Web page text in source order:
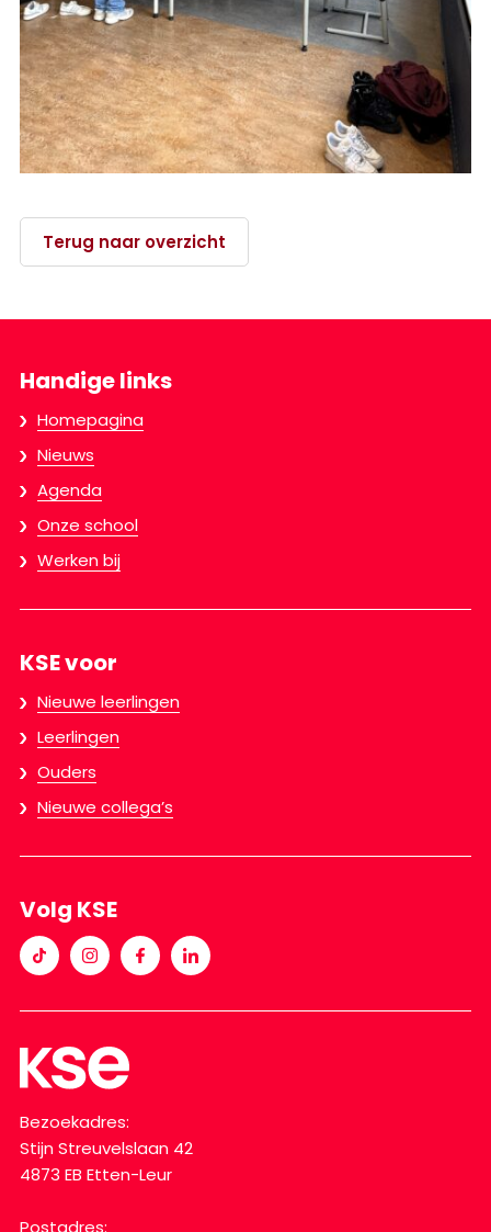
Terug naar overzicht
Handige links
Homepagina
Nieuws
Agenda
Onze school
Werken bij
KSE voor
Nieuwe leerlingen
Leerlingen
Ouders
Nieuwe collega’s
Volg KSE
Bezoekadres:
Stijn Streuvelslaan 42
4873 EB Etten-Leur
Postadres: